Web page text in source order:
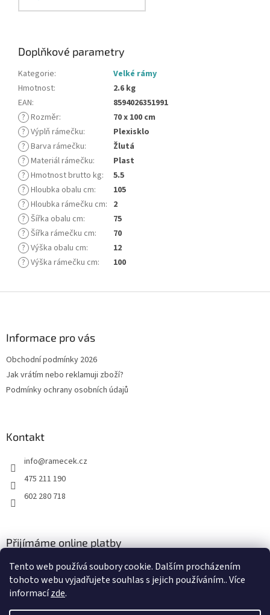
Tento web používá soubory cookie. Dalším procházením
tohoto webu vyjadřujete souhlas s jejich používáním.. Více
informacízde.
Doplňkové parametry
Kategorie:
Velké rámy
Hmotnost:
2.6 kg
EAN:
8594026351991
? Rozměr:
70 x 100 cm
? Výplň rámečku:
Plexisklo
? Barva rámečku:
Žlutá
? Materiál rámečku:
Plast
? Hmotnost brutto kg:
5.5
? Hloubka obalu cm:
105
? Hloubka rámečku cm: 2
? Šířka obalu cm:
75
? Šířka rámečku cm:
70
? Výška obalu cm:
12
? Výška rámečku cm: 100
Informace pro vás
Obchodní podmínky 2026
Jak vrátím nebo reklamuji zboží?
Podmínky ochrany osobních údajů
Kontakt
info@ramecek.cz
475 211 190
602 280 718
Přijímáme online platby